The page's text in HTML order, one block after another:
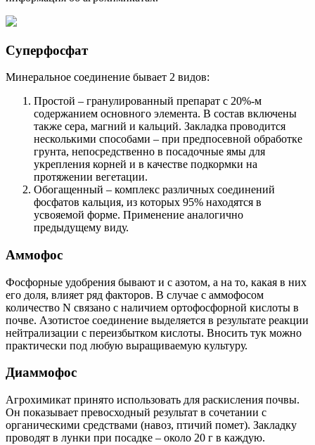
Суперфосфат
Минеральное соединение бывает 2 видов:
Простой – гранулированный препарат с 20%-м
содержанием основного элемента. В состав включены
также сера, магний и кальций. Закладка проводится
несколькими способами – при предпосевной обработке
грунта, непосредственно в посадочные ямы для
укрепления корней и в качестве подкормки на
протяжении вегетации.
Обогащенный – комплекс различных соединений
фосфатов кальция, из которых 95% находятся в
усвояемой форме. Применение аналогично
предыдущему виду.
Аммофос
Фосфорные удобрения бывают и с азотом, а на то, какая в них
его доля, влияет ряд факторов. В случае с аммофосом
количество N связано с наличием ортофосфорной кислоты в
почве. Азотистое соединение выделяется в результате реакции
нейтрализации с переизбытком кислоты. Вносить тук можно
практически под любую выращиваемую культуру.
Диаммофос
Агрохимикат принято использовать для раскисления почвы.
Он показывает превосходный результат в сочетании с
органическими средствами (навоз, птичий помет). Закладку
проводят в лунки при посадке – около 20 г в каждую.